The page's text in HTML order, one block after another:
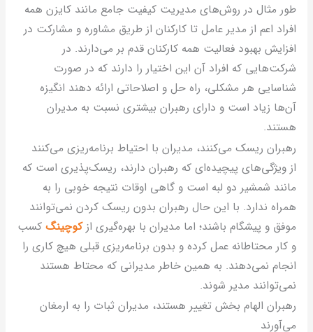
مثال در روش‌های مدیریت کیفیت جامع مانند کایزن همه
اعم از مدیر عامل تا کارکنان از طریق مشاوره و مشارکت در
بهبود فعالیت همه کارکنان قدم بر می‌دارند. در
که افراد آن این اختیار را دارند که در صورت
هر مشکلی، راه حل و اصلاحاتی ارائه دهند انگیزه
زیاد است و دارای رهبران بیشتری نسبت به مدیران
ریسک می‌کنند، مدیران با احتیاط برنامه‌ریزی می‌کنند
ویژگی‌های پیچیده‌ای که رهبران دارند، ریسک‌پذیری است که
شمشیر دو لبه است و گاهی اوقات نتیجه خوبی را به
ندارد. با این حال رهبران بدون ریسک کردن نمی‌توانند
و پیشگام باشند؛ اما مدیران با بهره‌گیری ازکوچینگکسب
کار محتاطانه عمل کرده و بدون برنامه‌ریزی قبلی هیچ کاری را
نمی‌دهند. به همین خاطر مدیرانی که محتاط هستند
مدیر شوند.
الهام بخش تغییر هستند، مدیران ثبات را به ارمغان